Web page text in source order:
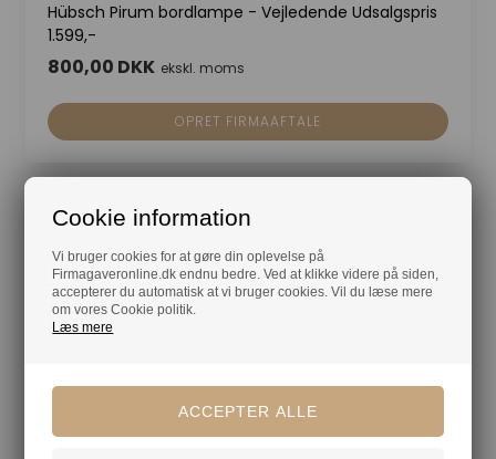
Cookie information
Vi bruger cookies for at gøre din oplevelse på
Firmagaveronline.dk endnu bedre. Ved at klikke videre på siden,
accepterer du automatisk at vi bruger cookies. Vil du læse mere
om vores Cookie politik.
Læs mere
Hübsch Pirum bordlampe - Vejledende Udsalgspris
1.599,-
800,00 DKK ekskl. moms
OPRET FIRMAAFTALE